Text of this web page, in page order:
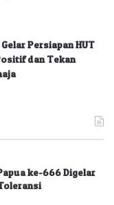
Persiapan HUT
dan Tekan
ke-666 Digelar